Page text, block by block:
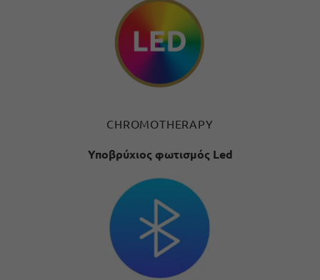
CHROMOTHERAPY
Υποβρύχιος φωτισμός Led